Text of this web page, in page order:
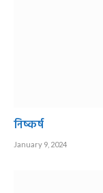
निष्कर्ष
January 9, 2024